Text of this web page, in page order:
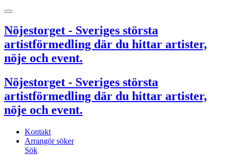
Nöjestorget - Sveriges största
artistförmedling där du hittar artister,
nöje och event.
Nöjestorget - Sveriges största
artistförmedling där du hittar artister,
nöje och event.
Kontakt
Arrangör söker
Sök